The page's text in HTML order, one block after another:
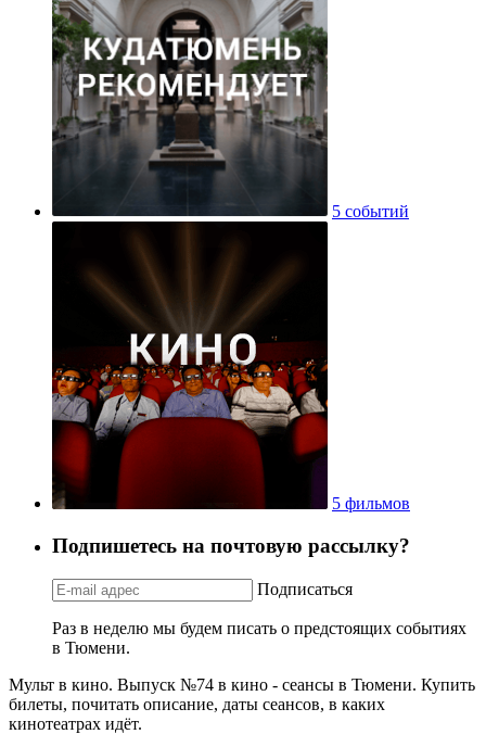
5 событий
5 фильмов
Подпишетесь на почтовую рассылку?
Подписаться
Раз в неделю мы будем писать о предстоящих событиях
в Тюмени.
Мульт в кино. Выпуск №74 в кино - сеансы в Тюмени. Купить
билеты, почитать описание, даты сеансов, в каких
кинотеатрах идёт.